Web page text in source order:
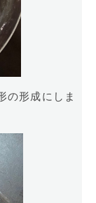
の形成にしま